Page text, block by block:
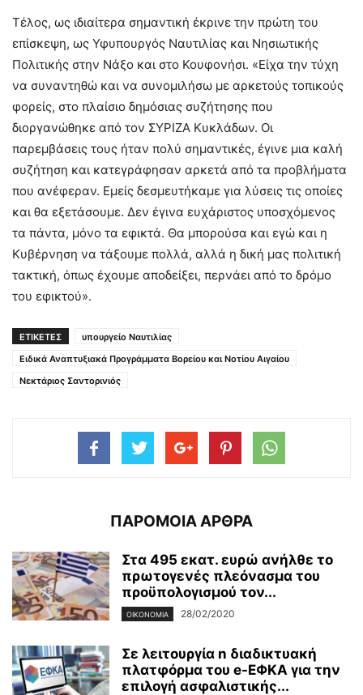
Τέλος, ως ιδιαίτερα σημαντική έκρινε την πρώτη του
επίσκεψη, ως Υφυπουργός Ναυτιλίας και Νησιωτικής
Πολιτικής στην Νάξο και στο Κουφονήσι. «Είχα την τύχη
να συναντηθώ και να συνομιλήσω με αρκετούς τοπικούς
φορείς, στο πλαίσιο δημόσιας συζήτησης που
διοργανώθηκε από τον ΣΥΡΙΖΑ Κυκλάδων. Οι
παρεμβάσεις τους ήταν πολύ σημαντικές, έγινε μια καλή
συζήτηση και κατεγράφησαν αρκετά από τα προβλήματα
που ανέφεραν. Εμείς δεσμευτήκαμε για λύσεις τις οποίες
και θα εξετάσουμε. Δεν έγινα ευχάριστος υποσχόμενος
τα πάντα, μόνο τα εφικτά. Θα μπορούσα και εγώ και η
Κυβέρνηση να τάξουμε πολλά, αλλά η δική μας πολιτική
τακτική, όπως έχουμε αποδείξει, περνάει από το δρόμο
του εφικτού».
ΕΤΙΚΕΤΕΣ
υπουργείο Ναυτιλίας
Ειδικά Αναπτυξιακά Προγράμματα Βορείου και Νοτίου Αιγαίου
Νεκτάριος Σαντορινιός
ΠΑΡΟΜΟΙΑ ΑΡΘΡΑ
Στα 495 εκατ. ευρώ ανήλθε το
πρωτογενές πλεόνασμα του
προϋπολογισμού τον...
ΟΙΚΟΝΟΜΊΑ 28/02/2020
Σε λειτουργία n διαδικτυακή
πλατφόρμα του e-ΕΦΚΑ για την
επιλογή ασφαλιστικής...